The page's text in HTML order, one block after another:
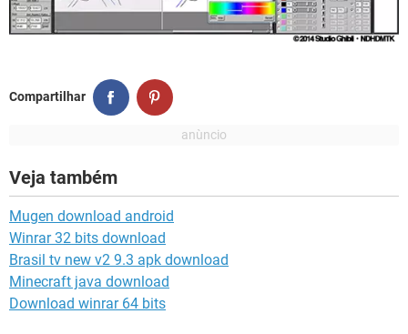
Compartilhar
Veja também
Mugen download android
Winrar 32 bits download
Brasil tv new v2 9.3 apk download
Minecraft java download
Download winrar 64 bits